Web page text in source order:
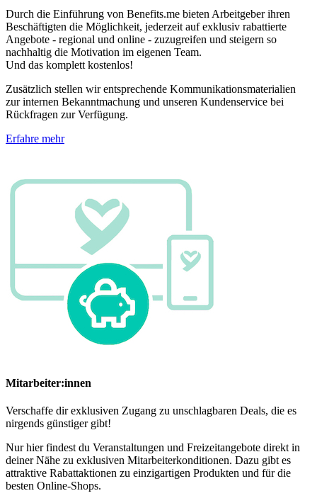
Durch die Einführung von Benefits.me bieten Arbeitgeber ihren
Beschäftigten die Möglichkeit, jederzeit auf exklusiv rabattierte
Angebote - regional und online - zuzugreifen und steigern so
nachhaltig die Motivation im eigenen Team.
Und das komplett kostenlos!
Zusätzlich stellen wir entsprechende Kommunikationsmaterialien
zur internen Bekanntmachung und unseren Kundenservice bei
Rückfragen zur Verfügung.
Erfahre mehr
Mitarbeiter:innen
Verschaffe dir exklusiven Zugang zu unschlagbaren Deals, die es
nirgends günstiger gibt!
Nur hier findest du Veranstaltungen und Freizeitangebote direkt in
deiner Nähe zu exklusiven Mitarbeiterkonditionen. Dazu gibt es
attraktive Rabattaktionen zu einzigartigen Produkten und für die
besten Online-Shops.